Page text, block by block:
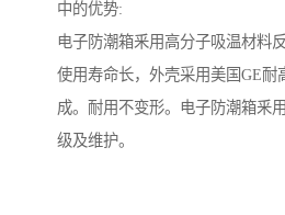
中的优势:
电子防潮箱釆用高分子吸温材料
使用寿命长，外壳采用美国GE耐
成。耐用不变形。电子防潮箱釆
级及维护。